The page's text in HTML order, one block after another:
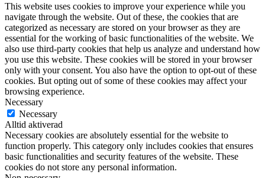
This website uses cookies to improve your experience while you
navigate through the website. Out of these, the cookies that are
categorized as necessary are stored on your browser as they are
essential for the working of basic functionalities of the website. We
also use third-party cookies that help us analyze and understand how
you use this website. These cookies will be stored in your browser
only with your consent. You also have the option to opt-out of these
cookies. But opting out of some of these cookies may affect your
browsing experience.
Necessary
Necessary
Alltid aktiverad
Necessary cookies are absolutely essential for the website to
function properly. This category only includes cookies that ensures
basic functionalities and security features of the website. These
cookies do not store any personal information.